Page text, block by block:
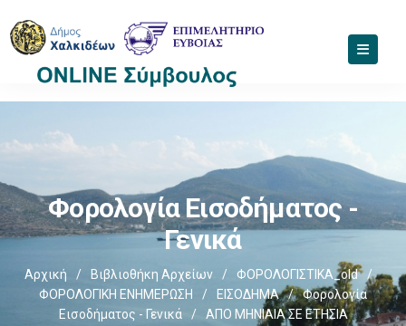
Φορολογία Εισοδήματος -
Γενικά
Αρχική / Βιβλιοθήκη Αρχείων / ΦΟΡΟΛΟΓΙΣΤΙΚΑ_old
/
ΦΟΡΟΛΟΓΙΚΗ ΕΝΗΜΕΡΩΣΗ
/ ΕΙΣΟΔΗΜΑ /
Φορολογία
Εισοδήματος - Γενικά
/
ΑΠΟ ΜΗΝΙΑΙΑ ΣΕ ΕΤΗΣΙΑ